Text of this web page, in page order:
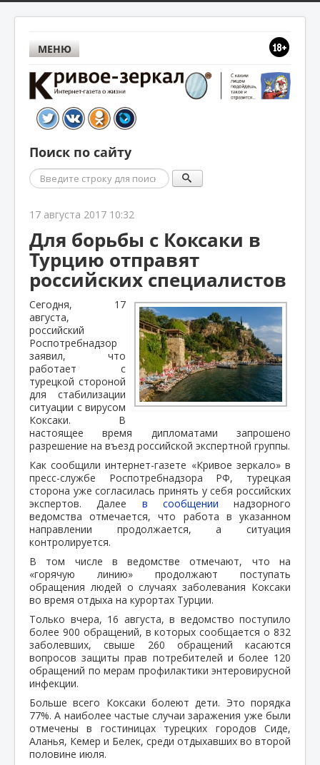
МЕНЮ
Поиск по сайту
Поиск
17 августа 2017 10:32
Для борьбы с Коксаки в
Турцию отправят
российских специалистов
Сегодня, 17
августа,
российский
Роспотребнадзор
заявил, что
работает с
турецкой стороной
для стабилизации
ситуации с вирусом
Коксаки. В
настоящее время дипломатами запрошено
разрешение на въезд российской экспертной группы.
Как сообщили интернет-газете «Кривое зеркало» в
пресс-службе Роспотребнадзора РФ, турецкая
сторона уже согласилась принять у себя российских
экспертов. Далее в сообщении надзорного
ведомства отмечается, что работа в указанном
направлении продолжается, а ситуация
контролируется.
В том числе в ведомстве отмечают, что на
«горячую линию» продолжают поступать
обращения людей о случаях заболевания Коксаки
во время отдыха на курортах Турции.
Только вчера, 16 августа, в ведомство поступило
более 900 обращений, в которых сообщается о 832
заболевших, свыше 260 обращений касаются
вопросов защиты прав потребителей и более 120
обращений по мерам профилактики энтеровирусной
инфекции.
Больше всего Коксаки болеют дети. Это порядка
77%. А наиболее частые случаи заражения уже были
отмечены в гостиницах турецких городов Сиде,
Аланья, Кемер и Белек, среди отдыхавших во второй
половине июля.